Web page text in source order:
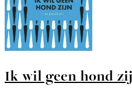
Ik wil geen hond